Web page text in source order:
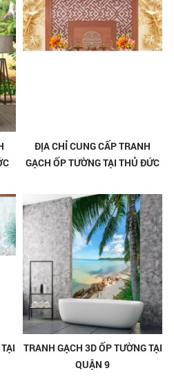
ĐỊA CHỈ CUNG CẤP TRANH
GẠCH ỐP TƯỜNG TẠI THỦ ĐỨC
TRANH GẠCH 3D ỐP TƯỜNG TẠI
QUẬN 9